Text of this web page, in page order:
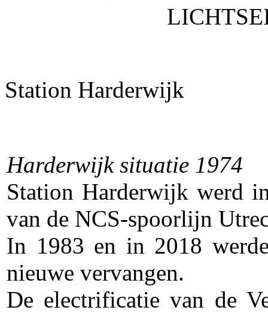
Station Harderwijk
Harderwijk situatie 1974
Station Harderwijk werd
van de NCS-spoorlijn
In 1983 en in 2018
nieuwe vervangen.
De electrificatie van de